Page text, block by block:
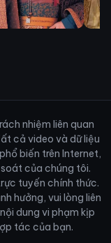
nhiệm liên quan
cả video và dữ liệu
biến trên Internet,
của chúng tôi.
tuyến chính thức.
hưởng, vui lòng liên
dung vi phạm kịp
tác của bạn.